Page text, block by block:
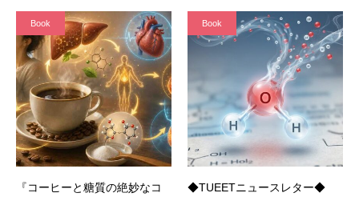
Book
『コーヒーと糖質の絶妙なコ
Book
◆TUEETニュースレター◆